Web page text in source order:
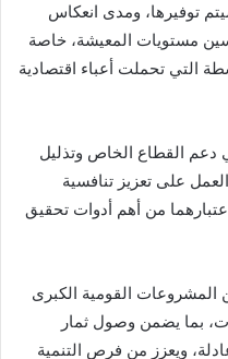
توفيرها، ومدى انعكاس
مستويات المعيشة، خاصة
التي تحملت أعباء اقتصادية
دعم القطاع الخاص وتذليل
على تعزيز تنافسية
من أهم أدوات تحقيق
القومية الكبرى
بما يضمن وصول ثمار
ويعزز من فرص التنمية